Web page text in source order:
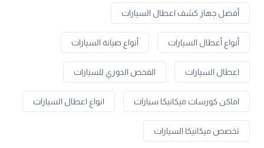
أفضل جهاز كشف اعطال السيارات
أنواع أعطال السيارات أنواع صيانة السيارات
اعطال السيارات الفحص الدوري للسيارات
اماكن كورسات ميكانيكا سيارات انواع اعطال السيارات
تخصص ميكانيكا السيارات